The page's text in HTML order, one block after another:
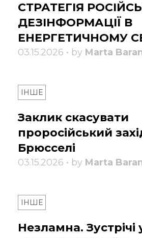
СТРАТЕГІЯ
ДЕЗІНФОРМАЦІЇ В
ЕНЕРГЕТИЧНОМУ
03.15.2026 • by Marta
ІНШЕ
Заклик скасувати
проросійський
Брюсселі
03.15.2026 • by Marta
ІНШЕ
Незламна. Зустрічі